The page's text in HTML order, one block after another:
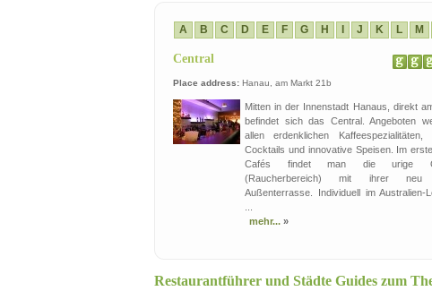
A B C D E F G H J K L M
Central
Place address: Hanau, am Markt 21b
Mitten in der Innenstadt Hanaus, direkt
befindet sich das Central. Angeboten
allen erdenklichen Kaffeespezialitäten,
Cocktails und innovative Speisen. Im
Cafés findet man die urige
(Raucherbereich) mit ihrer neu
Außenterrasse. Individuell im Australien-
mehr... »
Restaurantführer und Städte Guides zum